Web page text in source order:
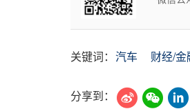
关键词： 汽车 财经/金
分享到：